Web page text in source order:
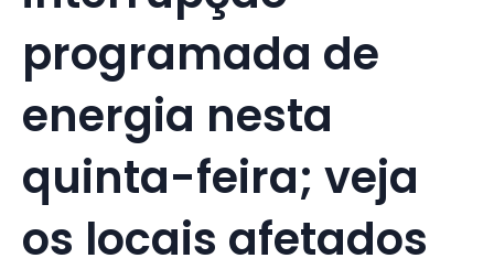
programada de
energia nesta
quinta-feira; veja
os locais afetados